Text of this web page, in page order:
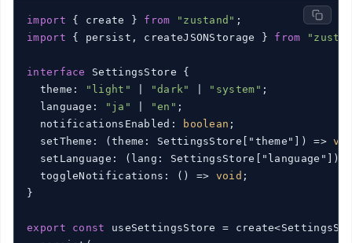
import { create } from "zustand"
import { persist, createJSONStorage } from
interface
SettingsStore {
  theme:
"light" "dark" "system" ;
  language:
"ja" "en" ;
  notificationsEnabled:
boolean ;
  setTheme:
( theme: SettingsStore["theme"] ) =>
  setLanguage:
( lang: SettingsStore["language"]
)
  toggleNotifications:
() => void ;
}
export const
useSettingsStore =